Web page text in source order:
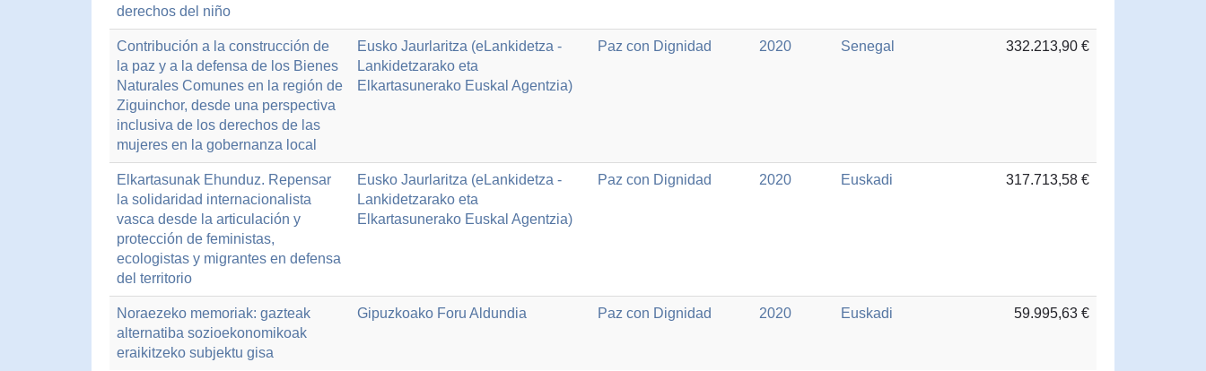
derechos del niño
Contribución a la construcción de
la paz y a la defensa de los Bienes
Naturales Comunes en la región de
Ziguinchor, desde una perspectiva
inclusiva de los derechos de las
mujeres en la gobernanza local
Eusko Jaurlaritza (eLankidetza -
Lankidetzarako eta
Elkartasunerako Euskal Agentzia)
Paz con Dignidad 2020 Senegal 332.213,90 €
Elkartasunak Ehunduz. Repensar
la solidaridad internacionalista
vasca desde la articulación y
protección de feministas,
ecologistas y migrantes en defensa
del territorio
Eusko Jaurlaritza (eLankidetza -
Lankidetzarako eta
Elkartasunerako Euskal Agentzia)
Paz con Dignidad 2020 Euskadi 317.713,58 €
Noraezeko memoriak: gazteak
alternatiba sozioekonomikoak
eraikitzeko subjektu gisa
Gipuzkoako Foru Aldundia Paz con Dignidad 2020 Euskadi 59.995,63 €